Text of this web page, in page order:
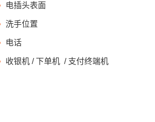
电插头表面
洗手位置
电话
收银机 / 下单机 / 支付终端机